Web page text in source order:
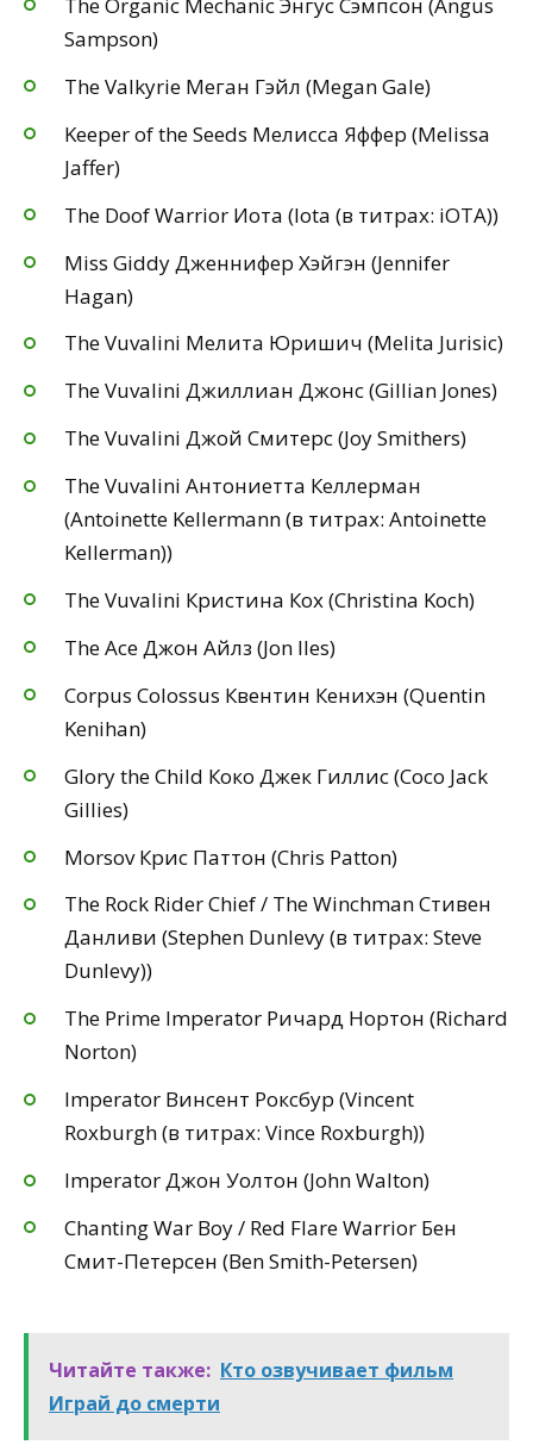
Sampson)
The Valkyrie Меган Гэйл (Megan Gale)
Keeper of the Seeds Мелисса Яффер (Melissa
Jaffer)
The Doof Warrior Иота (Iota (в титрах: iOTA))
Miss Giddy Дженнифер Хэйгэн (Jennifer
Hagan)
The Vuvalini Мелита Юришич (Melita Jurisic)
The Vuvalini Джиллиан Джонс (Gillian Jones)
The Vuvalini Джой Смитерс (Joy Smithers)
The Vuvalini Антониетта Келлерман
(Antoinette Kellermann (в титрах: Antoinette
Kellerman))
The Vuvalini Кристина Кох (Christina Koch)
The Ace Джон Айлз (Jon Iles)
Corpus Colossus Квентин Кенихэн (Quentin
Kenihan)
Glory the Child Коко Джек Гиллис (Coco Jack
Gillies)
Morsov Крис Паттон (Chris Patton)
The Rock Rider Chief / The Winchman Стивен
Данливи (Stephen Dunlevy (в титрах: Steve
Dunlevy))
The Prime Imperator Ричард Нортон (Richard
Norton)
Imperator Винсент Роксбур (Vincent
Roxburgh (в титрах: Vince Roxburgh))
Imperator Джон Уолтон (John Walton)
Chanting War Boy / Red Flare Warrior Бен
Смит-Петерсен (Ben Smith-Petersen)
Читайте также: Кто озвучивает фильм
Играй до смерти